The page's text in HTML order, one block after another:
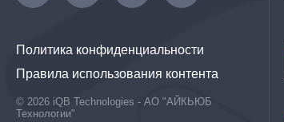
Политика конфиденциальности
Правила использования контента
© 2026 iQB Technologies - АО "АЙКЬЮБ
Технологии"